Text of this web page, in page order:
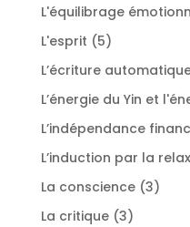
L'équilibrage
L'esprit 55
produits
L’écriture
L’énergie du Yin et
L’indépendance
L’induction par la
La conscience 33
La critique 33